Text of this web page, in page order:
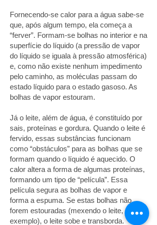
Fornecendo-se calor para a água sabe-se
que, após algum tempo, ela começa a
“ferver”. Formam-se bolhas no interior e na
superfície do líquido (a pressão de vapor
do líquido se iguala à pressão atmosférica)
e, como não existe nenhum impedimento
pelo caminho, as moléculas passam do
estado líquido para o estado gasoso. As
bolhas de vapor estouram.
Já o leite, além de água, é constituído por
sais, proteínas e gordura. Quando o leite é
fervido, essas substâncias funcionam
como “obstáculos” para as bolhas que se
formam quando o líquido é aquecido. O
calor altera a forma de algumas proteínas,
formando um tipo de “película”. Essa
película segura as bolhas de vapor e
forma a espuma. Se estas bolhas não
forem estouradas (mexendo o leite, por
exemplo), o leite sobe e transborda.